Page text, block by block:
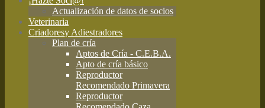
Actualización de datos de socios
Veterinaria
Criadoresy Adiestradores
Plan de cría
Aptos de Cría - C.E.B.A.
Apto de cría básico
Reproductor
Recomendado Primavera
Reproductor